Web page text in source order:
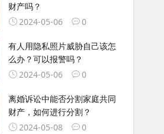
财产吗？
2024-05-06
0
有人用隐私照片威胁自己该怎
么办？可以报警吗？
2024-05-06
0
离婚诉讼中能否分割家庭共同
财产，如何进行分割？
2024-05-08
0